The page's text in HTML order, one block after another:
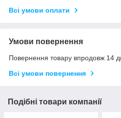
Всі умови оплати
Умови повернення
Повернення товару впродовж 14
Всі умови повернення
Подібні товари компанії